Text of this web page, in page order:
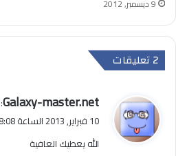
9 ديسمبر, 2012
‫2 تعليقات
ي
ق
ل
Galaxy-master.net
:
10 فبراير, 2013 الساعة 8:08 م
الله يعطيك العافية